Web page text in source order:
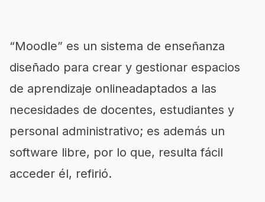
“Moodle” es un sistema de enseñanza
diseñado para crear y gestionar espacios
de aprendizaje onlineadaptados a las
necesidades de docentes, estudiantes y
personal administrativo; es además un
software libre, por lo que, resulta fácil
acceder él, refirió.